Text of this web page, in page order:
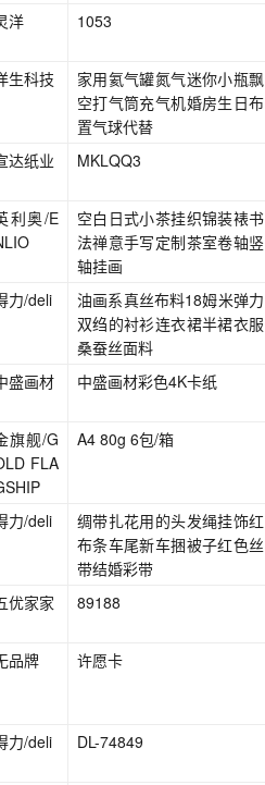
洋 1053
生科技
家用氦气罐氮气迷你小瓶飘
空打气筒充气机婚房生日布
置气球代替
达纸业 MKLQQ3
利奥/E
空白日式小茶挂织锦装裱书
法禅意手写定制茶室卷轴竖
轴挂画
力/deli
油画系真丝布料18姆米弹力
双绉的衬衫连衣裙半裙衣服
桑蚕丝面料
盛画材 中盛画材彩色4K卡纸
旗舰/G
FLA
A4 80g 6包/箱
力/deli
绸带扎花用的头发绳挂饰红
布条车尾新车捆被子红色丝
带结婚彩带
优家家 89188
品牌 许愿卡
力/deli DL-74849